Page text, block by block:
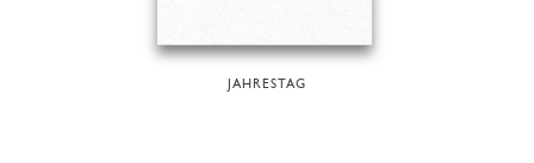
JAHRESTAG